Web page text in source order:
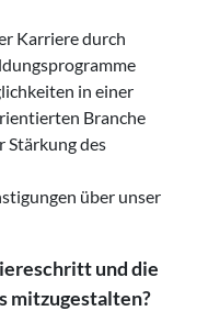
Karriere durch
in einer
Branche
Stärkung des
über unser
und die
mitzugestalten?